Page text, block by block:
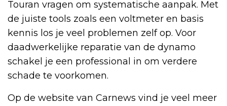
Touran vragen om systematische aanpak. Met
de juiste tools zoals een voltmeter en basis
kennis los je veel problemen zelf op. Voor
daadwerkelijke reparatie van de dynamo
schakel je een professional in om verdere
schade te voorkomen.
Op de website van Carnews vind je veel meer